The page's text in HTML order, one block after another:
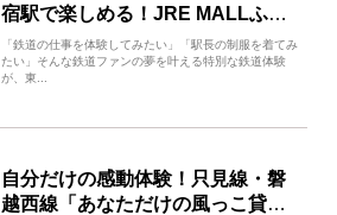
宿駅で楽しめる！JRE MALLふる
さと納税限定返礼品
「鉄道の仕事を体験してみたい」「駅長の制服を着てみ
たい」そんな鉄道ファンの夢を叶える特別な鉄道体験
が、東...
自分だけの感動体験！只見線・磐
越西線「あなただけの風っこ貸切